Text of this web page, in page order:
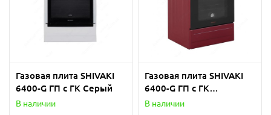
Газовая плита SHIVAKI
6400-G ГП с ГК Серый
В наличии
Газовая плита SHIVAKI
6400-G ГП с ГК
Бордовый Матовый
В наличии